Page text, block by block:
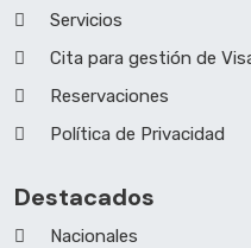
Servicios
Cita para gestión de
Reservaciones
Política de Privacidad
Destacados
Nacionales